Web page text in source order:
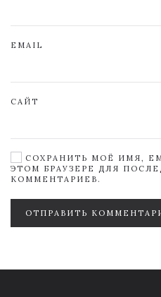
EMAIL
САЙТ
СОХРАНИТЬ МОЁ ИМЯ,
ЭТОМ БРАУЗЕРЕ ДЛЯ
КОММЕНТАРИЕВ.
ОТПРАВИТЬ